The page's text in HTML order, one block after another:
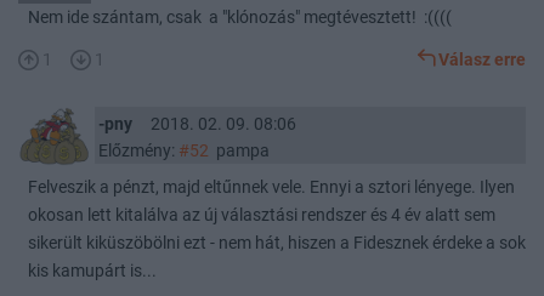
Nem ide szántam, csak a "klónozás" megtévesztett! :((((
1 1 Válasz erre
-pny
2018. 02. 09. 08:06
Előzmény: #52 pampa
Felveszik a pénzt, majd eltűnnek vele. Ennyi a sztori lényege. Ilyen
okosan lett kitalálva az új választási rendszer és 4 év alatt sem
sikerült kiküszöbölni ezt - nem hát, hiszen a Fidesznek érdeke a sok
kis kamupárt is...